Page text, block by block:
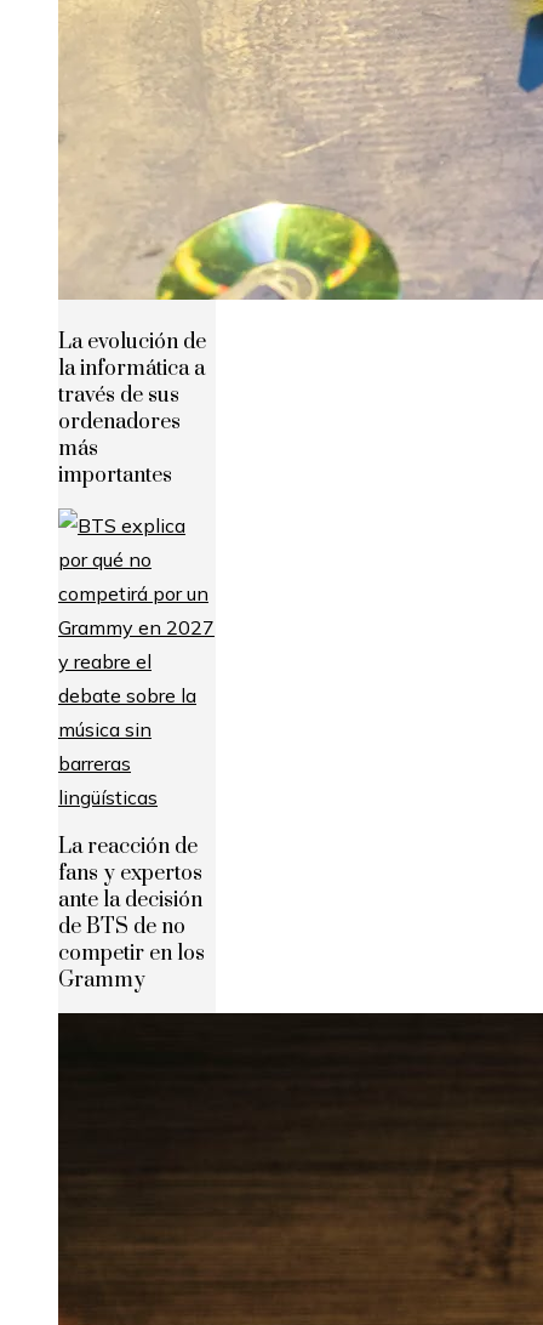
La evolución de
la informática a
través de sus
ordenadores
más
importantes
La reacción de
fans y expertos
ante la decisión
de BTS de no
competir en los
Grammy